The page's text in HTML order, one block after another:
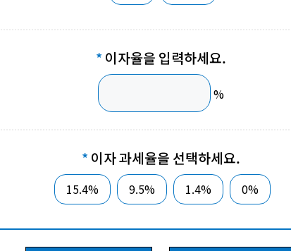
이자율을 입력하세요.
%
이자 과세율을 선택하세요.
15.4% 9.5% 1.4% 0%